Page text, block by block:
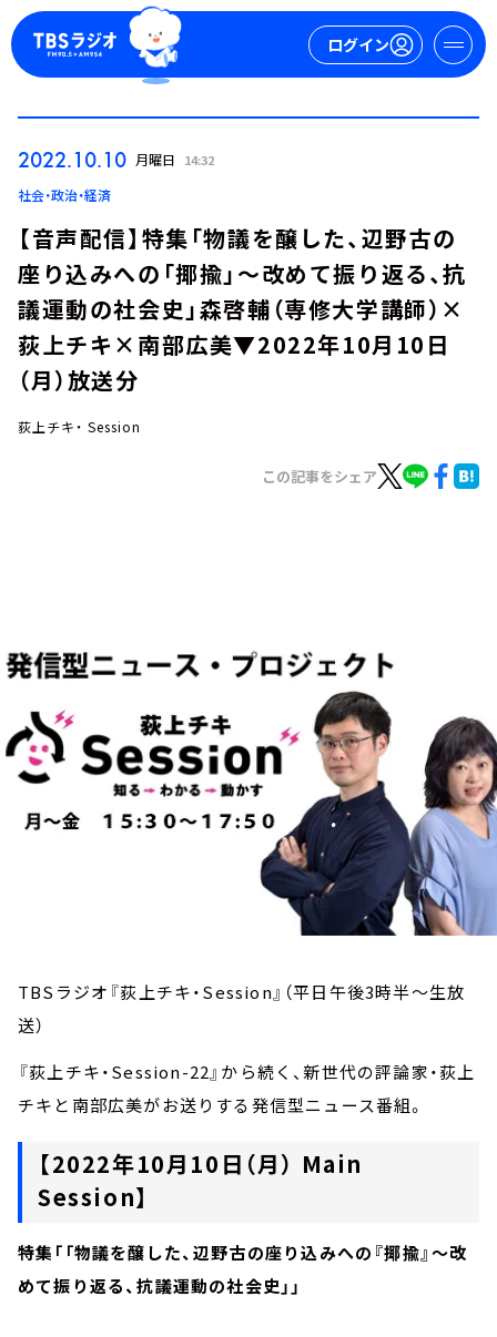
ログイン
週間番組表
2022.10.10 月曜日 14:32
社会・政治・経済
【音声配信】特集「物議を醸した、辺野古の
座り込みへの「揶揄」～改めて振り返る、抗
議運動の社会史」森啓輔（専修大学講師）×
荻上チキ×南部広美▼2022年10月10日
（月）放送分
荻上チキ・ Session
この記事をシェア
TBSラジオ『荻上チキ・Session』（平日午後3時半～生放
送）
『荻上チキ・Session-22』から続く、新世代の評論家・荻上
チキと南部広美がお送りする発信型ニュース番組。
【2022年10月10日（月） Main
Session】
特集「「物議を醸した、辺野古の座り込みへの『揶揄』～改
めて振り返る、抗議運動の社会史」」